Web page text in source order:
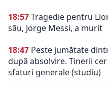
18:57Tragedie pentru
său, Jorge Messi, a murit
18:47 Peste jumătate
după absolvire. Tinerii
sfaturi generale (studiu)